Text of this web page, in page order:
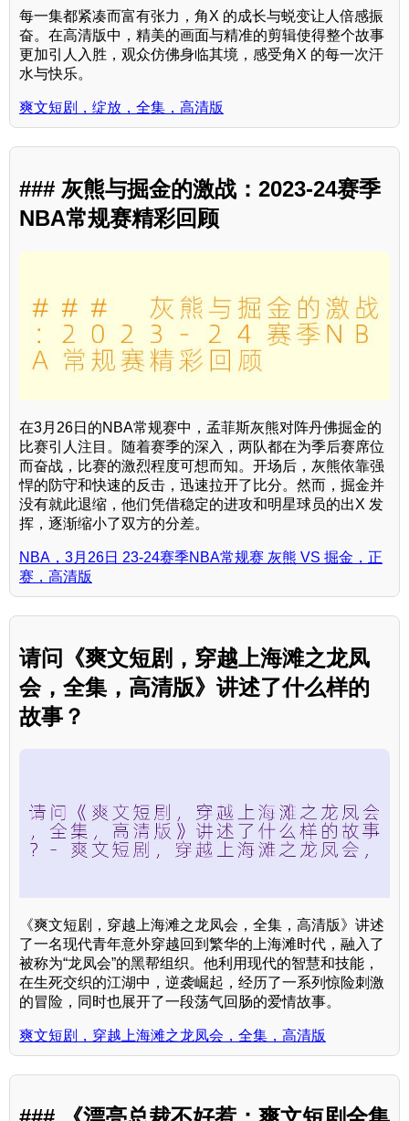
每一集都紧凑而富有张力，角X 的成长与蜕变让人倍感振
奋。在高清版中，精美的画面与精准的剪辑使得整个故事
更加引人入胜，观众仿佛身临其境，感受角X 的每一次汗
水与快乐。
爽文短剧，绽放，全集，高清版
### 灰熊与掘金的激战：2023-24赛季
NBA常规赛精彩回顾
在3月26日的NBA常规赛中，孟菲斯灰熊对阵丹佛掘金的
比赛引人注目。随着赛季的深入，两队都在为季后赛席位
而奋战，比赛的激烈程度可想而知。开场后，灰熊依靠强
悍的防守和快速的反击，迅速拉开了比分。然而，掘金并
没有就此退缩，他们凭借稳定的进攻和明星球员的出X 发
挥，逐渐缩小了双方的分差。
NBA，3月26日 23-24赛季NBA常规赛 灰熊 VS 掘金，正
赛，高清版
请问《爽文短剧，穿越上海滩之龙凤
会，全集，高清版》讲述了什么样的
故事？
《爽文短剧，穿越上海滩之龙凤会，全集，高清版》讲述
了一名现代青年意外穿越回到繁华的上海滩时代，融入了
被称为“龙凤会”的黑帮组织。他利用现代的智慧和技能，
在生死交织的江湖中，逆袭崛起，经历了一系列惊险刺激
的冒险，同时也展开了一段荡气回肠的爱情故事。
爽文短剧，穿越上海滩之龙凤会，全集，高清版